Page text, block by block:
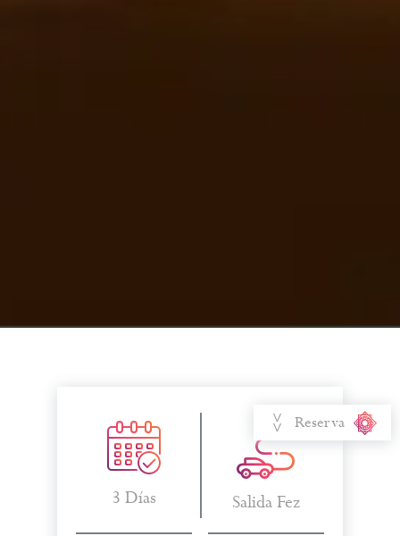
3 Días Salida Fez
Reserva